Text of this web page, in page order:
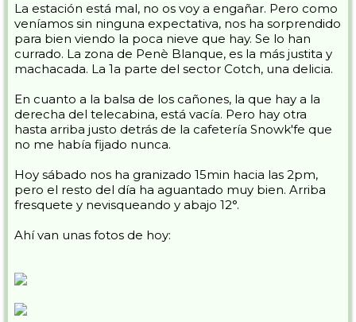
La estación está mal, no os voy a engañar. Pero como
veníamos sin ninguna expectativa, nos ha sorprendido
para bien viendo la poca nieve que hay. Se lo han
currado. La zona de Penè Blanque, es la más justita y
machacada. La 1a parte del sector Cotch, una delicia.
En cuanto a la balsa de los cañones, la que hay a la
derecha del telecabina, está vacía. Pero hay otra
hasta arriba justo detrás de la cafetería Snowk'fe que
no me había fijado nunca.
Hoy sábado nos ha granizado 15min hacia las 2pm,
pero el resto del día ha aguantado muy bien. Arriba
fresquete y nevisqueando y abajo 12°.
Ahí van unas fotos de hoy: